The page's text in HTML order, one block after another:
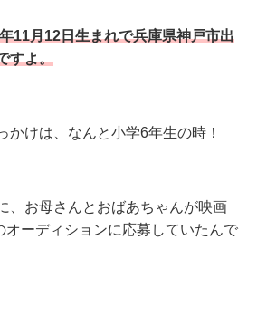
11月12日生まれで兵庫県神戸市出
すよ。
かけは、なんと小学6年生の時！
、お母さんとおばあちゃんが映画
オーディションに応募していたんで